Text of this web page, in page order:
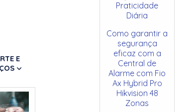
E
Praticidade
Diária
Como garantir a
segurança
eficaz com a
Central de
Alarme com Fio
Ax Hybrid Pro
Hikvision 48
Zonas